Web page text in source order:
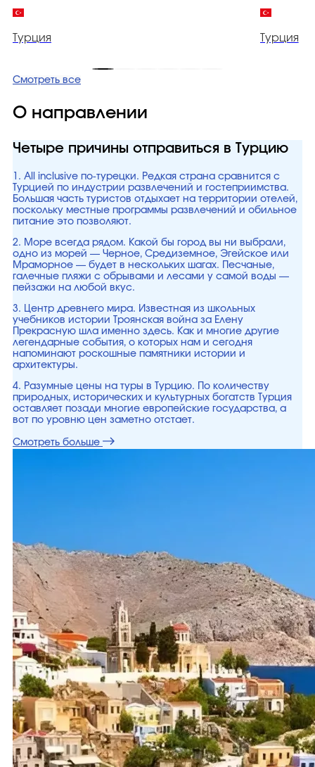
Турция Турция
Смотреть все
О направлении
Четыре причины отправиться в Турцию
1. All inclusive по-турецки. Редкая страна сравнится с
Турцией по индустрии развлечений и гостеприимства.
Большая часть туристов отдыхает на территории отелей,
поскольку местные программы развлечений и обильное
питание это позволяют.
2. Море всегда рядом. Какой бы город вы ни выбрали,
одно из морей — Черное, Средиземное, Эгейское или
Мраморное — будет в нескольких шагах. Песчаные,
галечные пляжи с обрывами и лесами у самой воды —
пейзажи на любой вкус.
3. Центр древнего мира. Известная из школьных
учебников истории Троянская война за Елену
Прекрасную шла именно здесь. Как и многие другие
легендарные события, о которых нам и сегодня
напоминают роскошные памятники истории и
архитектуры.
4. Разумные цены на туры в Турцию. По количеству
природных, исторических и культурных богатств Турция
оставляет позади многие европейские государства, а
вот по уровню цен заметно отстает.
Смотреть больше